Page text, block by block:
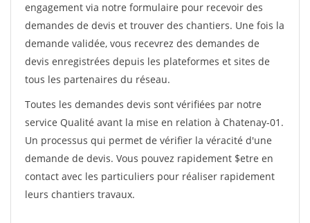
engagement via notre formulaire pour recevoir des
demandes de devis et trouver des chantiers. Une fois la
demande validée, vous recevrez des demandes de
devis enregistrées depuis les plateformes et sites de
tous les partenaires du réseau.
Toutes les demandes devis sont vérifiées par notre
service Qualité avant la mise en relation à Chatenay-01.
Un processus qui permet de vérifier la véracité d'une
demande de devis. Vous pouvez rapidement $etre en
contact avec les particuliers pour réaliser rapidement
leurs chantiers travaux.